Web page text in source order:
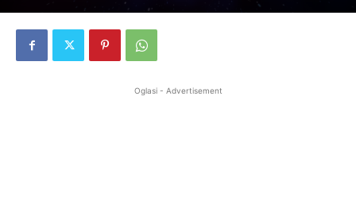
Oglasi - Advertisement